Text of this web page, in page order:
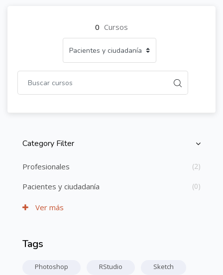
0 Cursos
Salta [Cocoon] Course Categories List
Category Filter
Profesionales (2)
Pacientes y ciudadanía (0)
Ver más
Salta Palabras clave
Tags
Photoshop RStudio Sketch